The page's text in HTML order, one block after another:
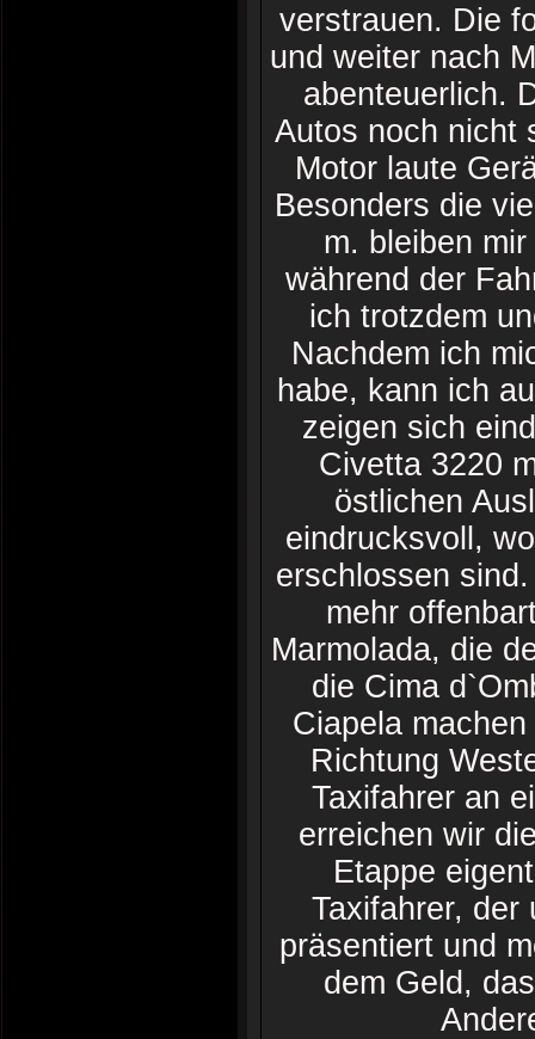
verstrauen. Die
und weiter nach
abenteuerlich.
Autos noch nicht
Motor laute
Besonders die
m. bleiben
während der
ich trotzdem
Nachdem ich
habe, kann ich
zeigen sich
Civetta 3220
östlichen
eindrucksvoll,
erschlossen
mehr
Marmolada, die
die Cima
Ciapela
Richtung
Taxifahrer an
erreichen wir
Etappe
Taxifahrer, der
präsentiert und
dem Geld,